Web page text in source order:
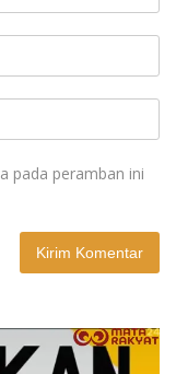
pada peramban ini